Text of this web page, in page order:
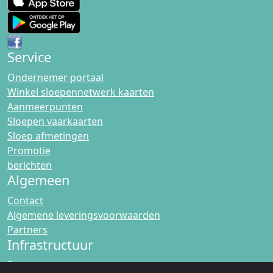
Service
Ondernemer portaal
Winkel sloepennetwerk kaarten
Aanmeerpunten
Sloepen vaarkaarten
Sloep afmetingen
Promotie
berichten
Algemeen
Contact
Algemene leveringsvoorwaarden
Partners
Infrastructuur
Bruggen